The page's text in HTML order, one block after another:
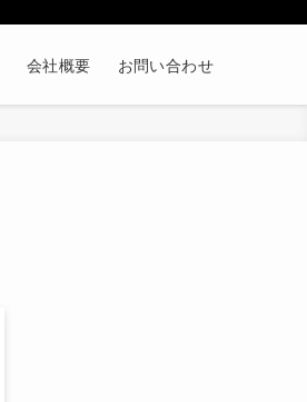
会社概要 お問い合わせ